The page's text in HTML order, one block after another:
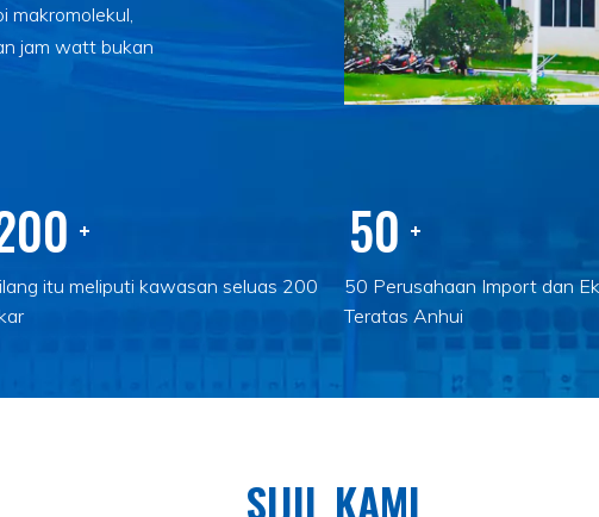
makromolekul,
jam watt bukan
+
itu meliputi kawasan seluas 200
50 +
50 Perusahaan Import dan
Teratas Anhui
SIJIL KAMI